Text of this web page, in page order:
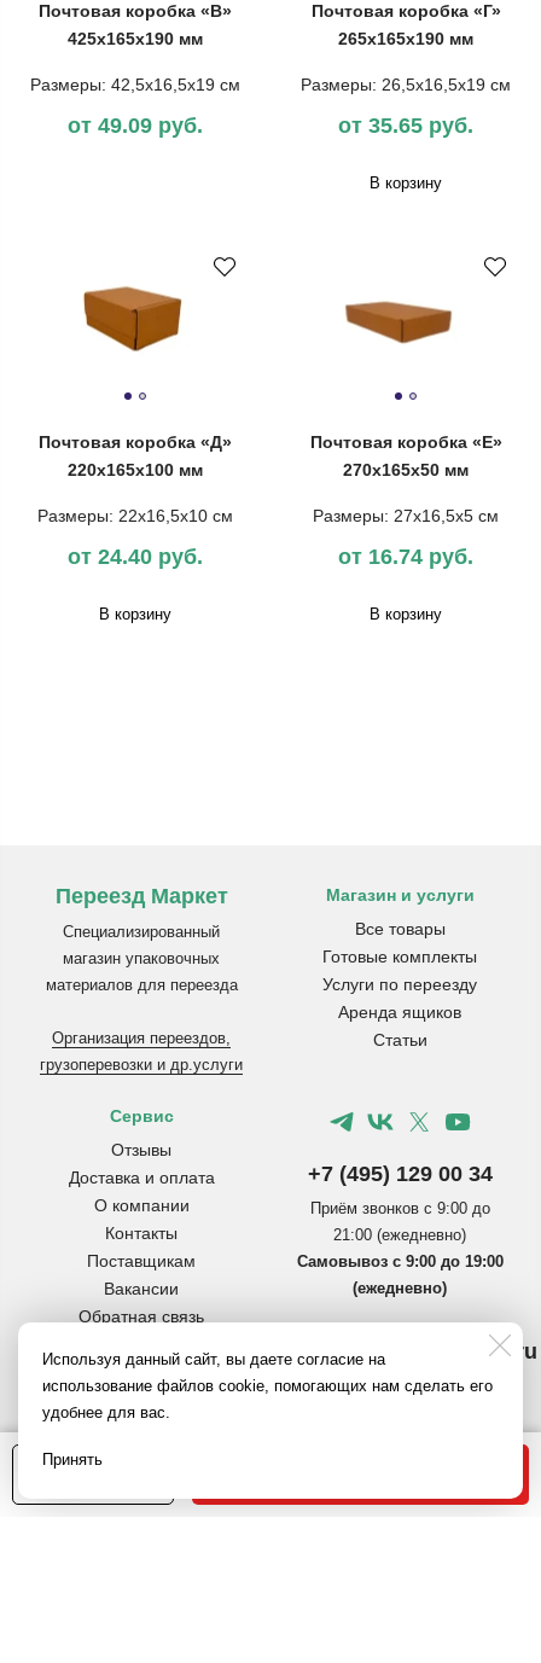
Почтовая коробка «В»
425х165х190 мм
Размеры: 42,5х16,5х19 см
от 49.09 руб.
Почтовая коробка «Г»
265х165х190 мм
Размеры: 26,5х16,5х19 см
от 35.65 руб.
В корзину
Почтовая коробка «Д»
220х165х100 мм
Размеры: 22х16,5х10 см
от 24.40 руб.
В корзину
Почтовая коробка «Е»
270х165х50 мм
Размеры: 27х16,5х5 см
от 16.74 руб.
В корзину
Переезд Маркет
Специализированный
магазин упаковочных
материалов для переезда
Организация переездов,
грузоперевозки и др.услуги
Магазин и услуги
Все товары
Готовые комплекты
Услуги по переезду
Аренда ящиков
Статьи
Сервис
Отзывы
Доставка и оплата
О компании
Контакты
Поставщикам
Вакансии
Обратная связь
коробок
Вопросы и ответы
Полезное на Яндекс.Дзен
+7 (495) 129 00 34
Приём звонков с 9:00 до
21:00 (ежедневно)
Самовывоз с 9:00 до 19:00
(ежедневно)
info@pereezdmarket.ru
Общая почта для клиентов
buh@pereezdmarket.ru
бухгалтерии
Используя данный сайт, вы даете согласие на
использование файлов cookie, помогающих нам сделать его
удобнее для вас.
Принять